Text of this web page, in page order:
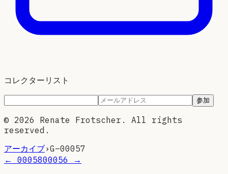
コレクターリスト
参加
© 2026 Renate Frotscher. All rights
reserved.
アーカイブ›G–00057
← 0005800056 →